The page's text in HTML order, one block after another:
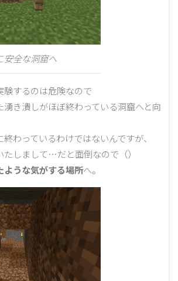
安全な洞窟へ
験するのは危険なので
き潰しがほぼ終わっている洞窟へと向
わっているわけではないんですが、
たしまして…だと面倒なので（）
ような気がする場所へ。